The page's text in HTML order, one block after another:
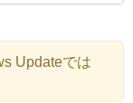
Updateでは